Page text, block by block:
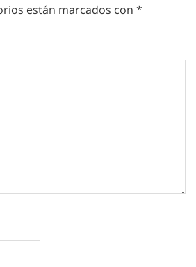
están marcados con *